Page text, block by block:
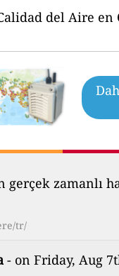
del Aire en
zamanlı
tr/
- on Friday, Aug